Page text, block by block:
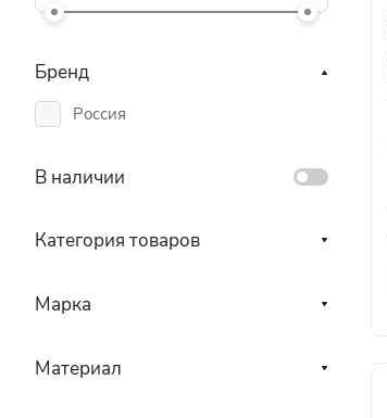
Бренд
Россия
В наличии
Категория товаров
Марка
Материал